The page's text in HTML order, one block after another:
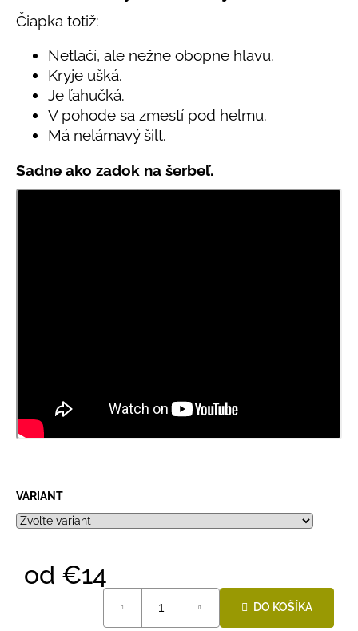
5
hviezdičiek.
Čiapka totiž:
Netlačí, ale nežne obopne hlavu.
Kryje ušká.
Je ľahučká.
V pohode sa zmestí pod helmu.
Má nelámavý šilt.
Sadne ako zadok na šerbeľ.
VARIANT
od €14
DO KOŠÍKA
č
LETNÉ
NOHAVICE
TYRKYSOVÉ
€29